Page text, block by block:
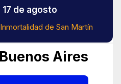
17 de agosto
de San Martín
Aires